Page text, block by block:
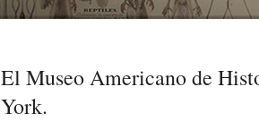
El Museo Americano de
York.